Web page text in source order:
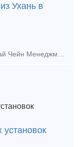
Ухань в